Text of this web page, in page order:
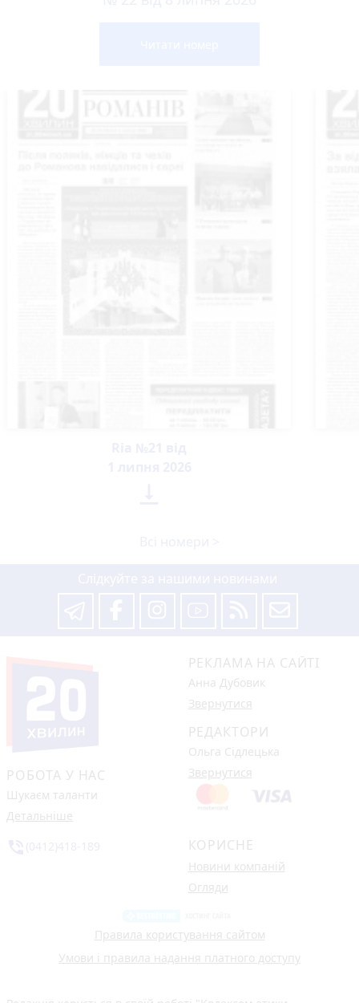
РОБОТА У НАС
Шукаєм таланти
Детальніше
РЕКЛАМА НА САЙТІ
Анна Дубовик
Звернутися
РЕДАКТОРИ
Ольга Сідлецька
Звернутися
КОРИСНЕ
Новини компаній
Огляди
Правила користування сайтом
Умови і правила надання платного доступу